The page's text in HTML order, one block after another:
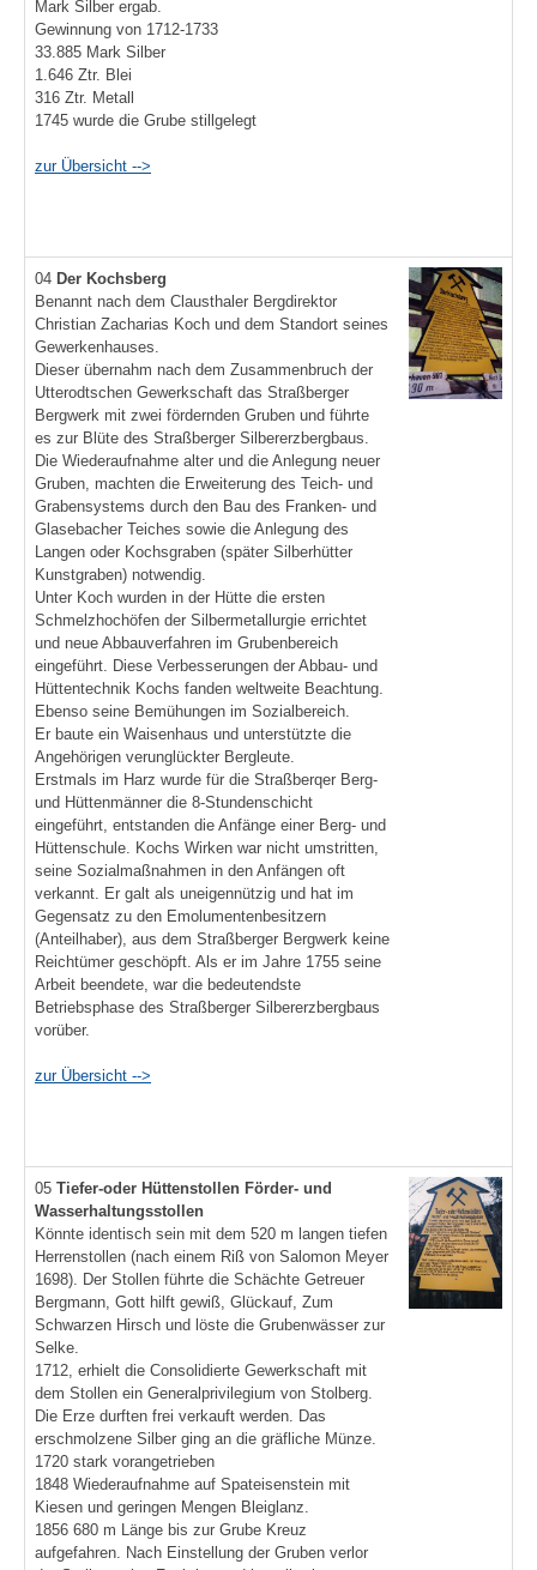
Mark Silber ergab.
Gewinnung von 1712-1733
33.885 Mark Silber
1.646 Ztr. Blei
316 Ztr. Metall
1745 wurde die Grube stillgelegt
zur Übersicht -->
04 Der Kochsberg
Benannt nach dem Clausthaler Bergdirektor
Christian Zacharias Koch und dem Standort seines
Gewerkenhauses.
Dieser übernahm nach dem Zusammenbruch der
Utterodtschen Gewerkschaft das Straßberger
Bergwerk mit zwei fördernden Gruben und führte
es zur Blüte des Straßberger Silbererzbergbaus.
Die Wiederaufnahme alter und die Anlegung neuer
Gruben, machten die Erweiterung des Teich- und
Grabensystems durch den Bau des Franken- und
Glasebacher Teiches sowie die Anlegung des
Langen oder Kochsgraben (später Silberhütter
Kunstgraben) notwendig.
Unter Koch wurden in der Hütte die ersten
Schmelzhochöfen der Silbermetallurgie errichtet
und neue Abbauverfahren im Grubenbereich
eingeführt. Diese Verbesserungen der Abbau- und
Hüttentechnik Kochs fanden weltweite Beachtung.
Ebenso seine Bemühungen im Sozialbereich.
Er baute ein Waisenhaus und unterstützte die
Angehörigen verunglückter Bergleute.
Erstmals im Harz wurde für die Straßberqer Berg-
und Hüttenmänner die 8-Stundenschicht
eingeführt, entstanden die Anfänge einer Berg- und
Hüttenschule. Kochs Wirken war nicht umstritten,
seine Sozialmaßnahmen in den Anfängen oft
verkannt. Er galt als uneigennützig und hat im
Gegensatz zu den Emolumentenbesitzern
(Anteilhaber), aus dem Straßberger Bergwerk keine
Reichtümer geschöpft. Als er im Jahre 1755 seine
Arbeit beendete, war die bedeutendste
Betriebsphase des Straßberger Silbererzbergbaus
vorüber.
zur Übersicht -->
05 Tiefer-oder Hüttenstollen Förder- und
Wasserhaltungsstollen
Könnte identisch sein mit dem 520 m langen tiefen
Herrenstollen (nach einem Riß von Salomon Meyer
1698). Der Stollen führte die Schächte Getreuer
Bergmann, Gott hilft gewiß, Glückauf, Zum
Schwarzen Hirsch und löste die Grubenwässer zur
Selke.
1712, erhielt die Consolidierte Gewerkschaft mit
dem Stollen ein Generalprivilegium von Stolberg.
Die Erze durften frei verkauft werden. Das
erschmolzene Silber ging an die gräfliche Münze.
1720 stark vorangetrieben
1848 Wiederaufnahme auf Spateisenstein mit
Kiesen und geringen Mengen Bleiglanz.
1856 680 m Länge bis zur Grube Kreuz
aufgefahren. Nach Einstellung der Gruben verlor